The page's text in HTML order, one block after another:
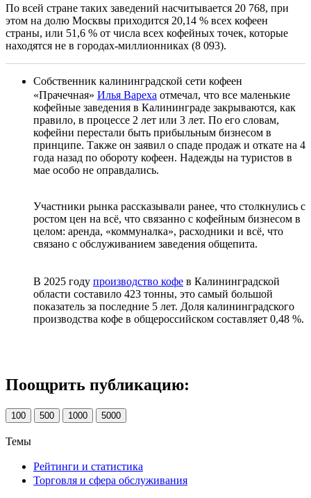
По всей стране таких заведений насчитывается 20 768, при
этом на долю Москвы приходится 20,14 % всех кофеен
страны, или 51,6 % от числа всех кофейных точек, которые
находятся не в городах-миллионниках (8 093).
Собственник калининградской сети кофеен
«Прачечная» Илья Вареха отмечал, что все маленькие
кофейные заведения в Калининграде закрываются, как
правило, в процессе 2 лет или 3 лет. По его словам,
кофейни перестали быть прибыльным бизнесом в
принципе. Также он заявил о спаде продаж и откате на 4
года назад по обороту кофеен. Надежды на туристов в
мае особо не оправдались.
Участники рынка рассказывали ранее, что столкнулись с
ростом цен на всё, что связанно с кофейным бизнесом в
целом: аренда, «коммуналка», расходники и всё, что
связано с обслуживанием заведения общепита.
В 2025 году производство кофе в Калининградской
области составило 423 тонны, это самый большой
показатель за последние 5 лет. Доля калининградского
производства кофе в общероссийском составляет 0,48 %.
Поощрить публикацию:
100 500 1000 5000
Темы
Рейтинги и статистика
Торговля и сфера обслуживания